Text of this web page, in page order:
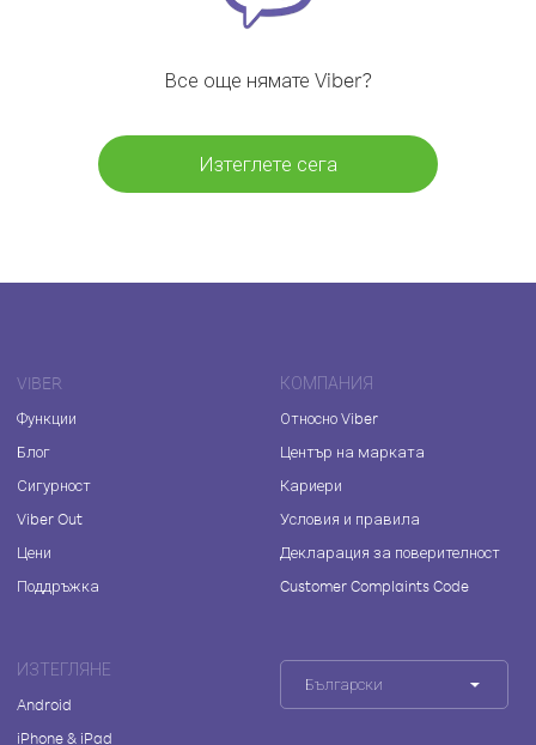
Все още нямате Viber?
Изтеглете сега
VIBER
Функции
Блог
Сигурност
Viber Out
Цени
Поддръжка
КОМПАНИЯ
Относно Viber
Център на марката
Кариери
Условия и правила
Декларация за поверителност
Customer Complaints Code
ИЗТЕГЛЯНЕ
Android
iPhone & iPad
Български